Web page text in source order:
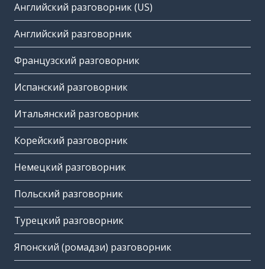
Английский разговорник (US)
Английский разговорник
Французский разговорник
Испанский разговорник
Итальянский разговорник
Корейский разговорник
Немецкий разговорник
Польский разговорник
Турецкий разговорник
Японский (ромадзи) разговорник